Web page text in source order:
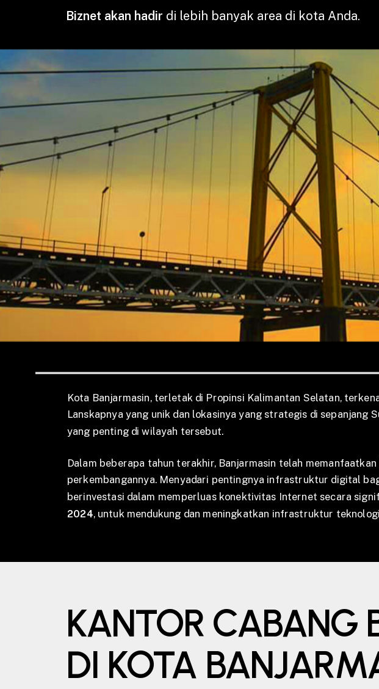
Biznet akan hadir di lebih banyak area di kota Anda.
Kota Banjarmasin, terletak di Propinsi Kalimantan Selatan,
Lanskapnya yang unik dan lokasinya yang strategis di sepanjang
yang penting di wilayah tersebut.
Dalam beberapa tahun terakhir, Banjarmasin telah
perkembangannya. Menyadari pentingnya infrastruktur digital
berinvestasi dalam memperluas konektivitas Internet secara
2024, untuk mendukung dan meningkatkan infrastruktur
KANTOR CABANG
DI KOTA